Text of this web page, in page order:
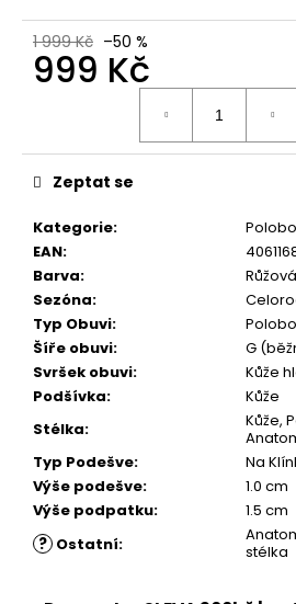
1 999 Kč –50 %
999 Kč
Kategorie:
EAN:
Barva:
Růžová
Sezóna:
Typ Obuvi:
Šíře obuvi:
G
Svršek obuvi:
Kůže
Podšívka:
Kůže
Stélka:
Kůže,
Typ Podešve:
Na
Výše podešve:
1.0 cm
Výše podpatku: 1.5 cm
? Ostatní:
stélka
Zeptat se
ŠÍŘE
8-
28365-
Kč
699
Kč